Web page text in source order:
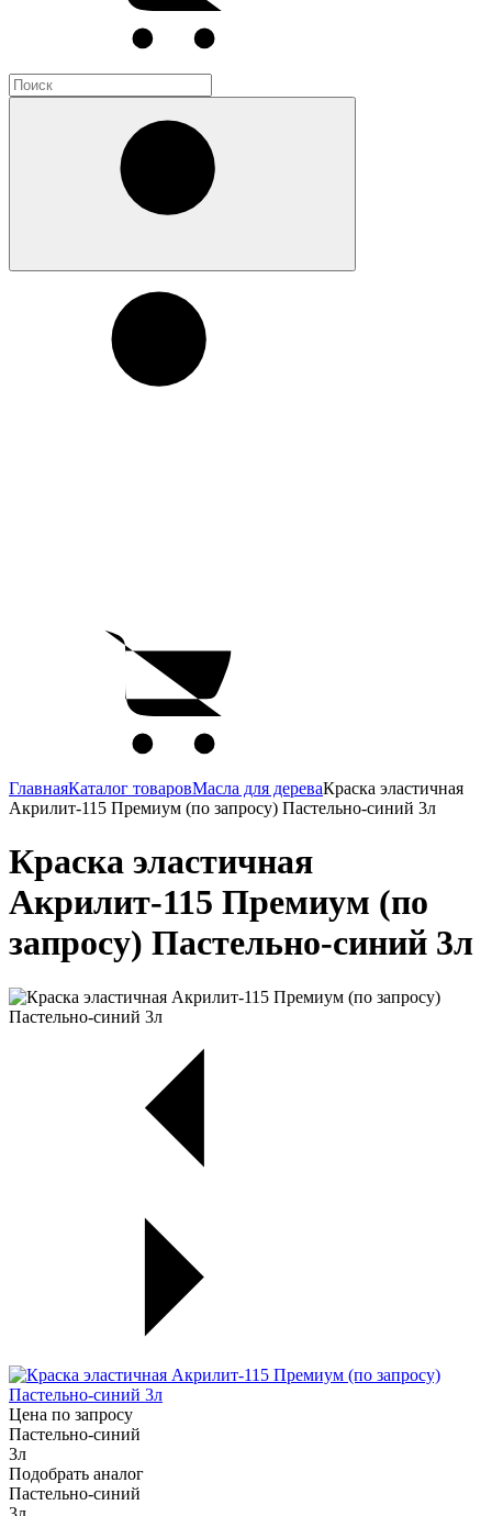
ГлавнаяКаталог товаровМасла для дереваКраска эластичная
Акрилит-115 Премиум (по запросу) Пастельно-синий 3л
Краска эластичная
Акрилит-115 Премиум (по
запросу) Пастельно-синий 3л
Цена по запросу
Пастельно-синий
3л
Подобрать аналог
Пастельно-синий